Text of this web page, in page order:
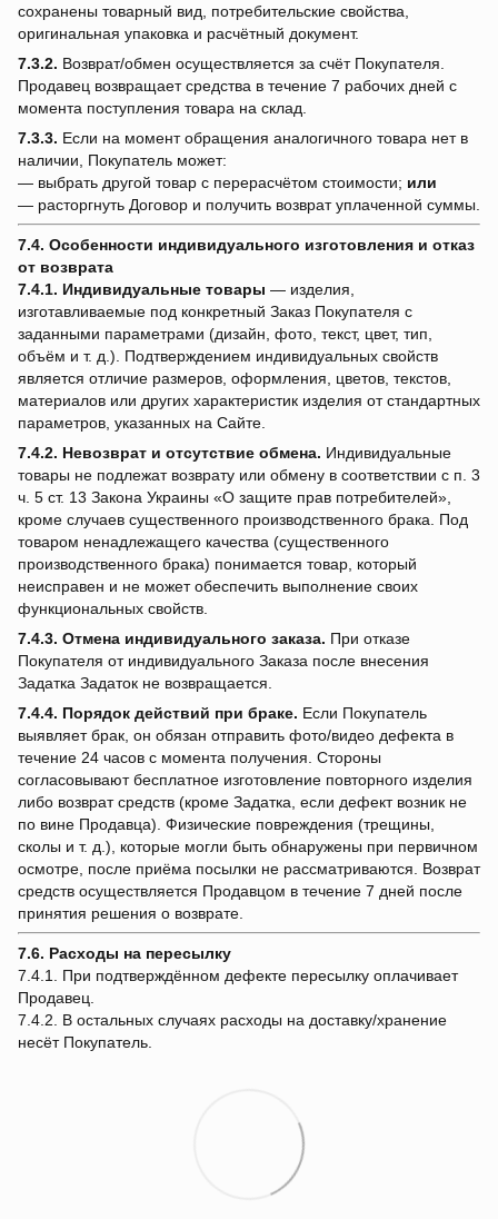
сохранены товарный вид, потребительские свойства,
оригинальная упаковка и расчётный документ.
7.3.2. Возврат/обмен осуществляется за счёт Покупателя.
Продавец возвращает средства в течение 7 рабочих дней с
момента поступления товара на склад.
7.3.3. Если на момент обращения аналогичного товара нет в
наличии, Покупатель может:
— выбрать другой товар с перерасчётом стоимости; или
— расторгнуть Договор и получить возврат уплаченной суммы.
7.4. Особенности индивидуального изготовления и отказ
от возврата
7.4.1. Индивидуальные товары — изделия,
изготавливаемые под конкретный Заказ Покупателя с
заданными параметрами (дизайн, фото, текст, цвет, тип,
объём и т. д.). Подтверждением индивидуальных свойств
является отличие размеров, оформления, цветов, текстов,
материалов или других характеристик изделия от стандартных
параметров, указанных на Сайте.
7.4.2. Невозврат и отсутствие обмена. Индивидуальные
товары не подлежат возврату или обмену в соответствии с п. 3
ч. 5 ст. 13 Закона Украины «О защите прав потребителей»,
кроме случаев существенного производственного брака. Под
товаром ненадлежащего качества (существенного
производственного брака) понимается товар, который
неисправен и не может обеспечить выполнение своих
функциональных свойств.
7.4.3. Отмена индивидуального заказа. При отказе
Покупателя от индивидуального Заказа после внесения
Задатка Задаток не возвращается.
7.4.4. Порядок действий при браке. Если Покупатель
выявляет брак, он обязан отправить фото/видео дефекта в
течение 24 часов с момента получения. Стороны
согласовывают бесплатное изготовление повторного изделия
либо возврат средств (кроме Задатка, если дефект возник не
по вине Продавца). Физические повреждения (трещины,
сколы и т. д.), которые могли быть обнаружены при первичном
осмотре, после приёма посылки не рассматриваются. Возврат
средств осуществляется Продавцом в течение 7 дней после
принятия решения о возврате.
7.6. Расходы на пересылку
7.4.1. При подтверждённом дефекте пересылку оплачивает
Продавец.
7.4.2. В остальных случаях расходы на доставку/хранение
несёт Покупатель.